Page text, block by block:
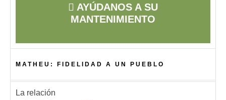
AYÚDANOS A SU
MANTENIMIENTO
MATHEU: FIDELIDAD A UN PUEBLO
La relación